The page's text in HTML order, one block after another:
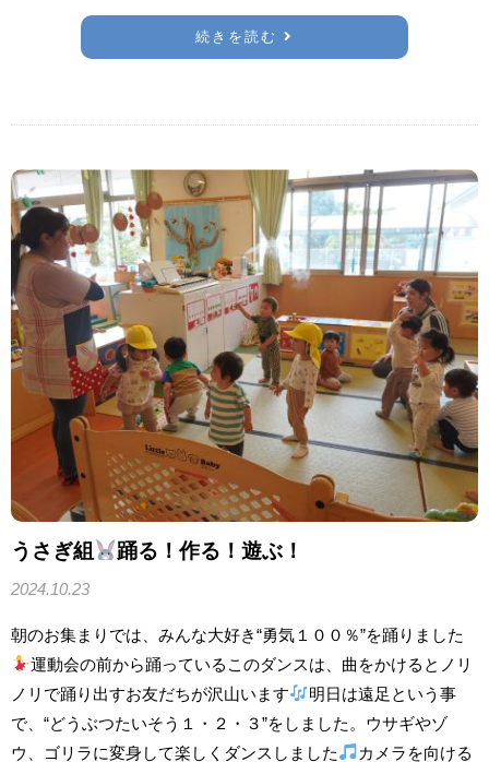
続きを読む
うさぎ組 踊る！作る！遊ぶ！
2024.10.23
朝のお集まりでは、みんな大好き“勇気１００％”を踊りました
運動会の前から踊っているこのダンスは、曲をかけるとノリ
ノリで踊り出すお友だちが沢山います
明日は遠足という事
で、“どうぶつたいそう１・２・３”をしました。ウサギやゾ
ウ、ゴリラに変身して楽しくダンスしました
カメラを向ける